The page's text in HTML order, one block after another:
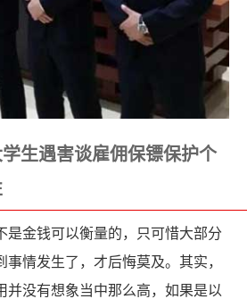
遇害谈雇佣保镖保护个
金钱可以衡量的，只可惜大部分
事情发生了，才后悔莫及。其实，
并没有想象当中那么高，如果是以